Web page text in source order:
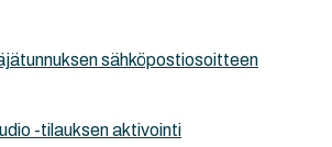
sähköpostiosoitteen
-tilauksen aktivointi